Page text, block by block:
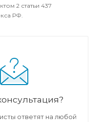
2 статьи 437
РФ.
ответят на любой